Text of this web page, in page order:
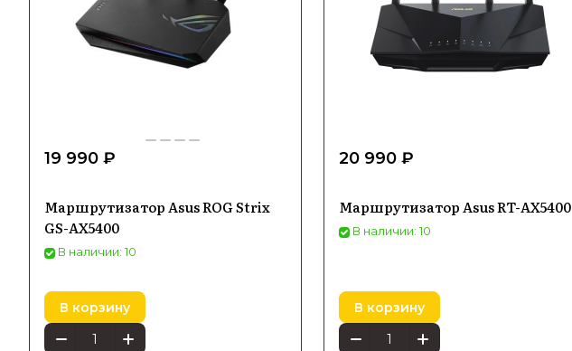
19 990 ₽
Маршрутизатор Asus ROG Strix
GS-AX5400
В наличии: 10
В корзину
20 990 ₽
Маршрутизатор Asus RT-AX5400
В наличии: 10
В корзину